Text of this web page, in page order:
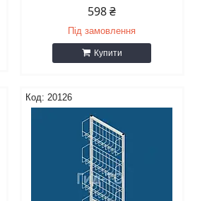
598 ₴
Під замовлення
Купити
20126